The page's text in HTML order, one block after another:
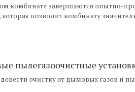
комбинате завершаются опытно-
которая позволит комбинату
пылегазоочистные
очистку от дымовых газов и